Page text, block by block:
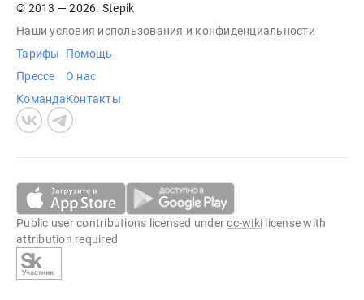
© 2013 — 2026. Stepik
Наши условия использования и конфиденциальности
Тарифы
Прессе
Команда
Помощь
О нас
Контакты
Public user contributions licensed undercc-wiki license with
attribution required